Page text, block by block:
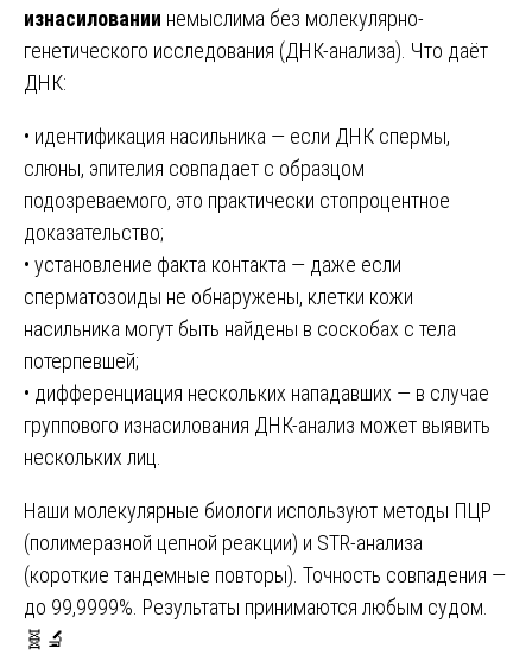
изнасиловании немыслима без молекулярно-
генетического исследования (ДНК-анализа). Что даёт
ДНК:
• идентификация насильника — если ДНК спермы,
слюны, эпителия совпадает с образцом
подозреваемого, это практически стопроцентное
доказательство;
• установление факта контакта — даже если
сперматозоиды не обнаружены, клетки кожи
насильника могут быть найдены в соскобах с тела
потерпевшей;
• дифференциация нескольких нападавших — в случае
группового изнасилования ДНК-анализ может выявить
нескольких лиц.
Наши молекулярные биологи используют методы ПЦР
(полимеразной цепной реакции) и STR-анализа
(короткие тандемные повторы). Точность совпадения —
до 99,9999%. Результаты принимаются любым судом.
🧬🔬